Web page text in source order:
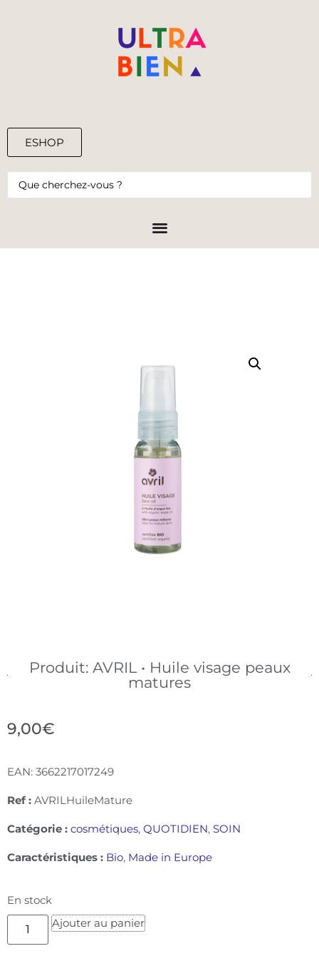
ESHOP
0,00€
Produit: AVRIL • Huile visage peaux
matures
9,00€
EAN: 3662217017249
Ref : AVRILHuileMature
Catégorie : cosmétiques, QUOTIDIEN, SOIN
Caractéristiques : Bio, Made in Europe
En stock
Ajouter au panier